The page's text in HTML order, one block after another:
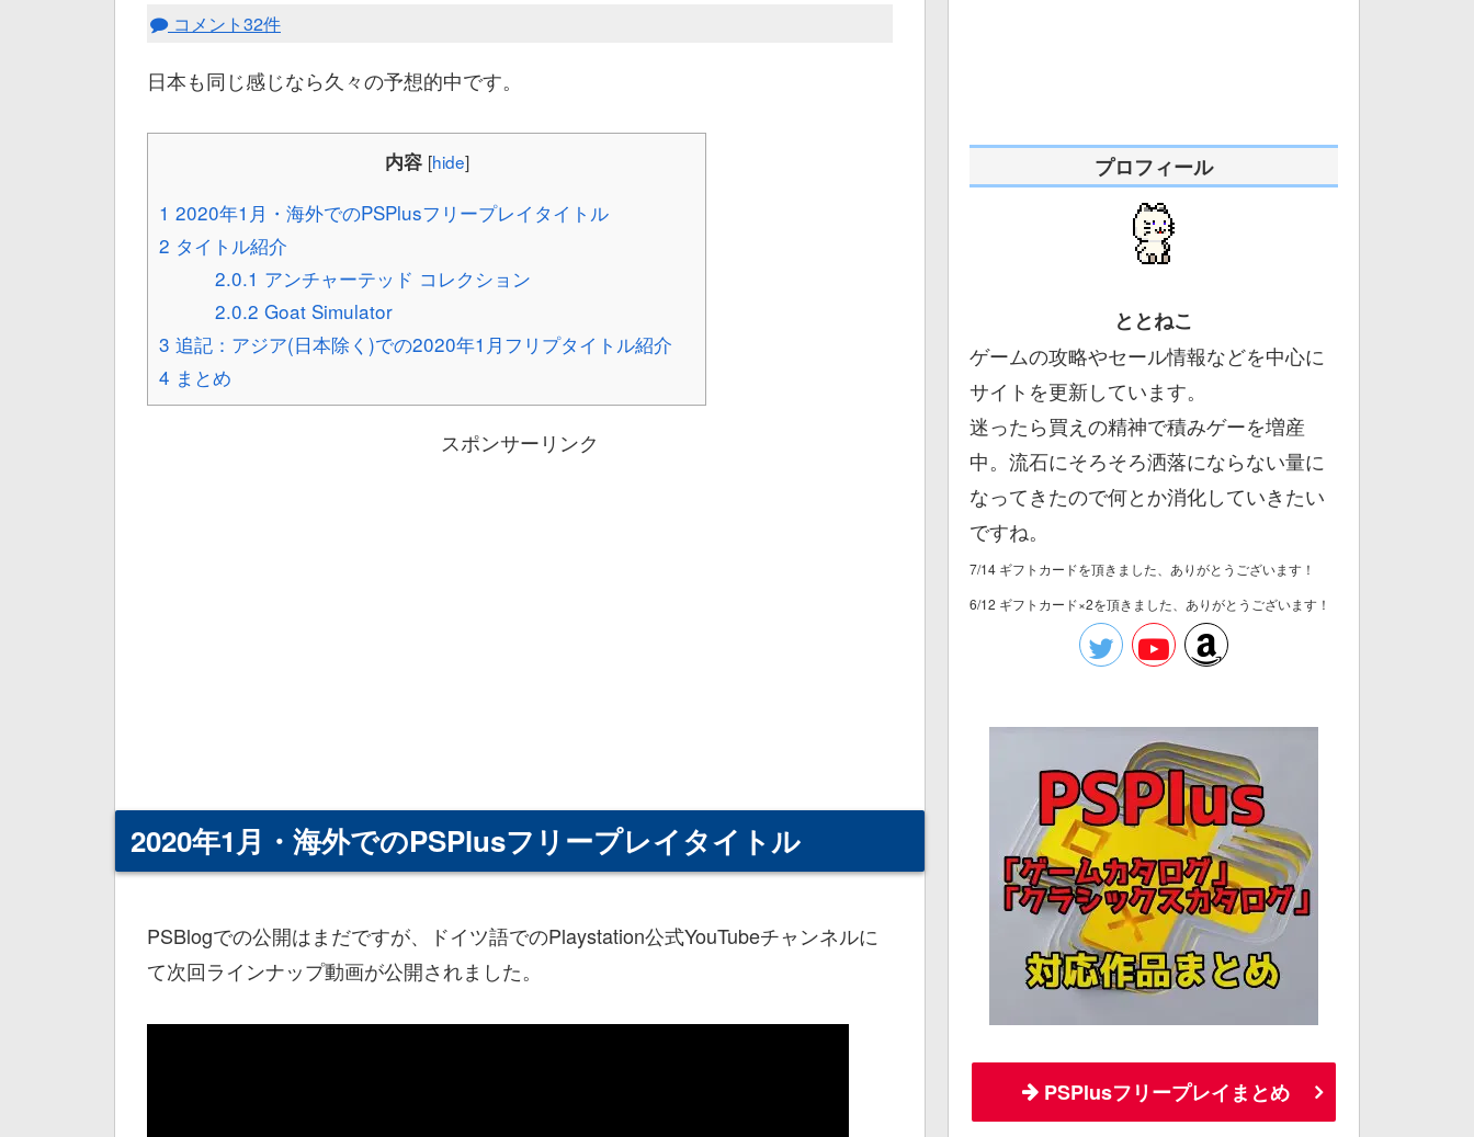
コメント32件
日本も同じ感じなら久々の予想的中です。
内容 [hide]
1 2020年1月・海外でのPSPlusフリープレイタイトル
2 タイトル紹介
2.0.1 アンチャーテッド コレクション
2.0.2 Goat Simulator
3 追記：アジア(日本除く)での2020年1月フリプタイトル紹介
4 まとめ
スポンサーリンク
2020年1月・海外でのPSPlusフリープレイタイトル
PSBlogでの公開はまだですが、ドイツ語でのPlaystation公式YouTubeチャンネルに
て次回ラインナップ動画が公開されました。
プロフィール
ととねこ
ゲームの攻略やセール情報などを中心に
サイトを更新しています。
迷ったら買えの精神で積みゲーを増産
中。流石にそろそろ洒落にならない量に
なってきたので何とか消化していきたい
ですね。
7/14 ギフトカードを頂きました、ありがとうございます！
6/12 ギフトカード×2を頂きました、ありがとうございます！
PSPlusフリープレイまとめ